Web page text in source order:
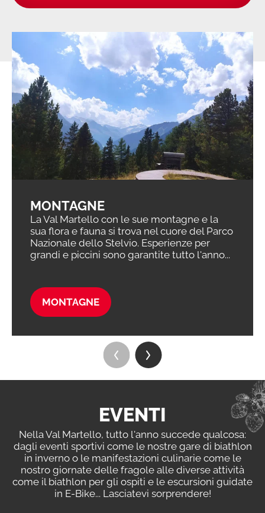
MONTAGNE
La Val Martello con le sue montagne e la
sua flora e fauna si trova nel cuore del Parco
Nazionale dello Stelvio. Esperienze per
grandi e piccini sono garantite tutto l'anno...
MONTAGNE
EVENTI
Nella Val Martello, tutto l'anno succede qualcosa:
dagli eventi sportivi come le nostre gare di biathlon
in inverno o le manifestazioni culinarie come le
nostro giornate delle fragole alle diverse attività
come il biathlon per gli ospiti e le escursioni guidate
in E-Bike... Lasciatevi sorprendere!